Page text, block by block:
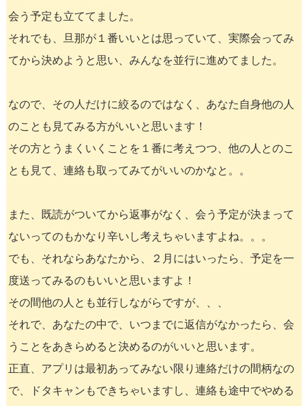
会う予定も立ててました。
それでも、旦那が１番いいとは思っていて、実際会ってみ
てから決めようと思い、みんなを並行に進めてました。
なので、その人だけに絞るのではなく、あなた自身他の人
のことも見てみる方がいいと思います！
その方とうまくいくことを１番に考えつつ、他の人とのこ
とも見て、連絡も取ってみてがいいのかなと。。
また、既読がついてから返事がなく、会う予定が決まって
ないってのもかなり辛いし考えちゃいますよね。。。
でも、それならあなたから、２月にはいったら、予定を一
度送ってみるのもいいと思いますよ！
その間他の人とも並行しながらですが、、、
それで、あなたの中で、いつまでに返信がなかったら、会
うことをあきらめると決めるのがいいと思います。
正直、アプリは最初あってみない限り連絡だけの間柄なの
で、ドタキャンもできちゃいますし、連絡も途中でやめる